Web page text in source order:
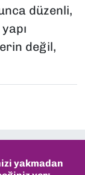
düzenli,
değil,
yakmadan